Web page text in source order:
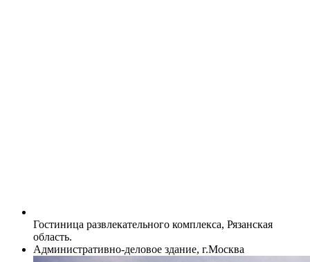
Гостиница развлекательного комплекса, Рязанская
область.
Административно-деловое здание, г.Москва